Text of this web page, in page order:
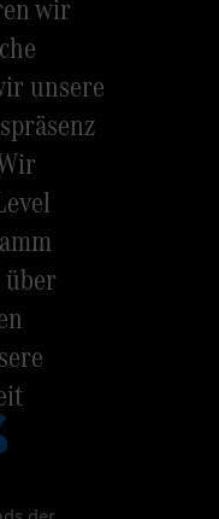
wir
unsere